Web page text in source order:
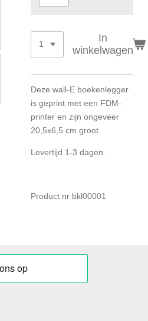
In
winkelwagen
Deze wall-E boekenlegger
is geprint met een FDM-
printer en zijn ongeveer
20,5x6,5 cm groot.
Levertijd 1-3 dagen.
Product nr bkl00001